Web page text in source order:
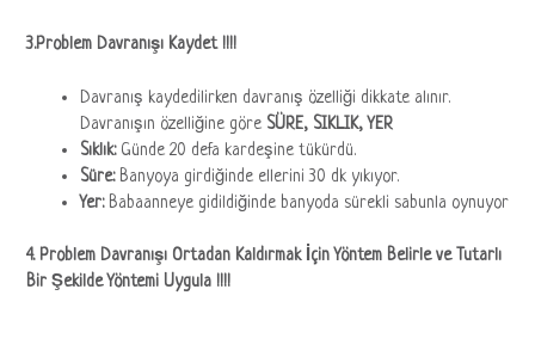
3.Problem Davranışı Kaydet !!!!
Davranış kaydedilirken davranış özelliği dikkate alınır.
Davranışın özelliğine göre SÜRE, SIKLIK, YER
Sıklık:Günde 20 defa kardeşine tükürdü.
Süre:Banyoya girdiğinde ellerini 30 dk yıkıyor.
Yer:Babaanneye gidildiğinde banyoda sürekli sabunla oynuyor
4. Problem Davranışı Ortadan Kaldırmak İçin Yöntem Belirle ve Tutarlı
Bir Şekilde Yöntemi Uygula !!!!